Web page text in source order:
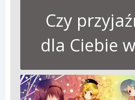
Czy
dla Ciebie